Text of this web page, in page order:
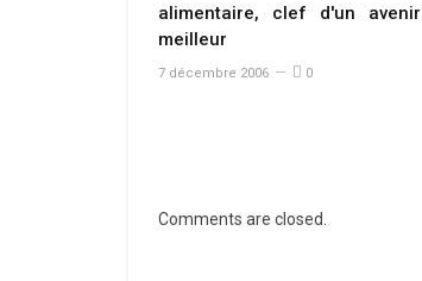
alimentaire, clef d'un avenir
meilleur
7 décembre 2006 0
Comments are closed.